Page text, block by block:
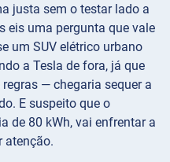
justa sem o testar lado a
eis uma pergunta que vale
um SUV elétrico urbano
a Tesla de fora, já que
— chegaria sequer a
E suspeito que o
de 80 kWh, vai enfrentar a
atenção.